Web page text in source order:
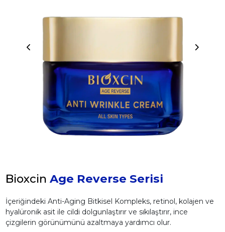
Bioxcin Age Reverse Serisi
İçeriğindeki Anti-Aging Bitkisel Kompleks, retinol, kolajen ve
hyalüronik asit ile cildi dolgunlaştırır ve sıkılaştırır, ince
çizgilerin görünümünü azaltmaya yardımcı olur.